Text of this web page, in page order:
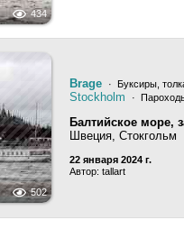
434
502
Brage · Буксиры,
Stockholm ·
Балтийское море,
Швеция, Стокгольм
22 января 2024 г.
Автор: tallart